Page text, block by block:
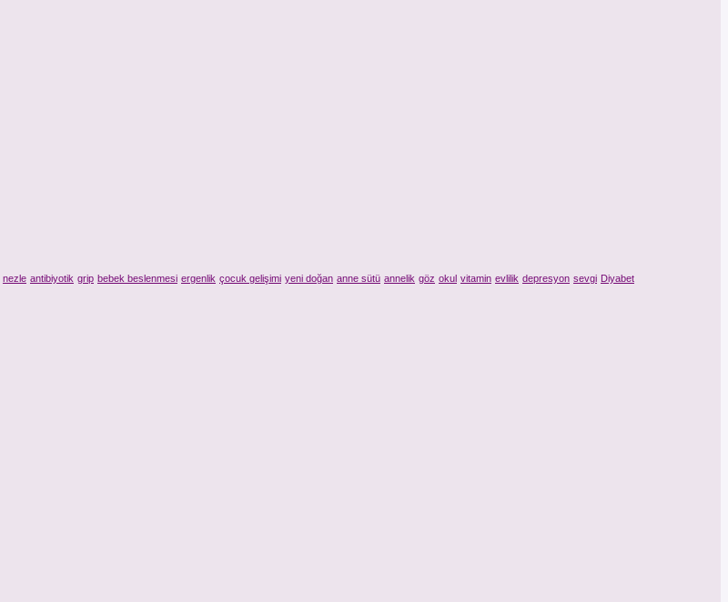
nezle antibiyotik grip bebek beslenmesi ergenlik çocuk gelişimi yeni doğan anne sütü annelik göz okul vitamin evlilik depresyon sevgi Diyabet